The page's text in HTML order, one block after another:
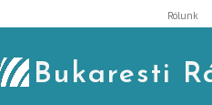
to
content
Rólunk
Bukaresti